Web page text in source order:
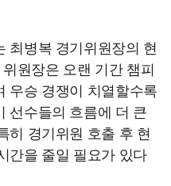
최병복 경기위원장의 현
원장은 오랜 기간 챔피
우승 경쟁이 치열할수록
선수들의 흐름에 더 큰
히 경기위원 호출 후 현
간을 줄일 필요가 있다